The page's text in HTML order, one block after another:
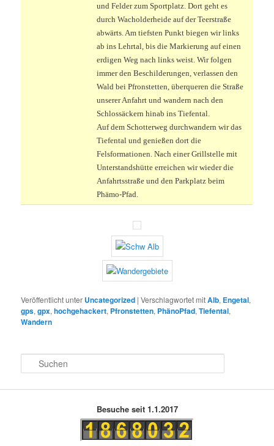
und Felder zum Sportplatz. Dort geht es
durch Wacholderheide auf der Teerstraße
abwärts. Am tiefsten Punkt biegen wir links
ab ins Lehrtal, bis die Markierung auf einen
erdigen Weg nach links weist. Wir folgen
immer den Beschilderungen, verlassen den
Wald bei Pfronstetten, überqueren die Straße
unserer Anfahrt und wandern nach den
Schlossäckern hinab ins Tiefental.
Auf dem Schotterweg durchwandern wir das
Tiefental und genießen dort die
Felsformationen. Nach einer Grillstelle mit
Unterstandshütte erreichen wir wieder die
Anfahrtsstraße und den Parkplatz beim
Phämo-Pfad.
Veröffentlicht unter Uncategorized |Verschlagwortet mitAlb, Engetal,
gps,gpx,hochgehackert, Pfronstetten, PhänoPfad,Tiefental,
Wandern
u
Besuche seit 1.1.2017